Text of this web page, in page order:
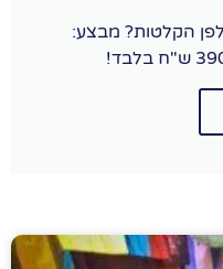
הקלטות? מבצע: